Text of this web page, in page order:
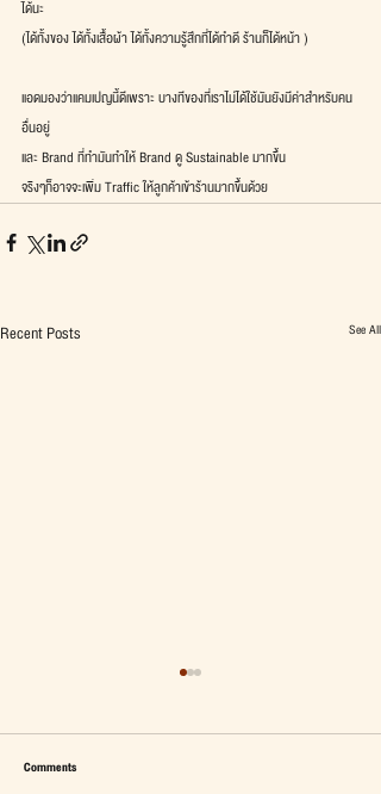
ได้นะ
(ได้ทั้งของ ได้ทั้งเสื้อผ้า ได้ทั้งความรู้สึกที่ได้ทำดี ร้านก็ได้หน้า )
แอดมองว่าแคมเปญนี้ดีเพราะ บางทีของที่เราไม่ได้ใช้มันยังมีค่าสำหรับคน
อื่นอยู่
และ Brand ที่ทำมันทำให้ Brand ดู Sustainable มากขึ้น
จริงๆก็อาจจะเพิ่ม Traffic ให้ลูกค้าเข้าร้านมากขึ้นด้วย
Recent Posts See All
Comments